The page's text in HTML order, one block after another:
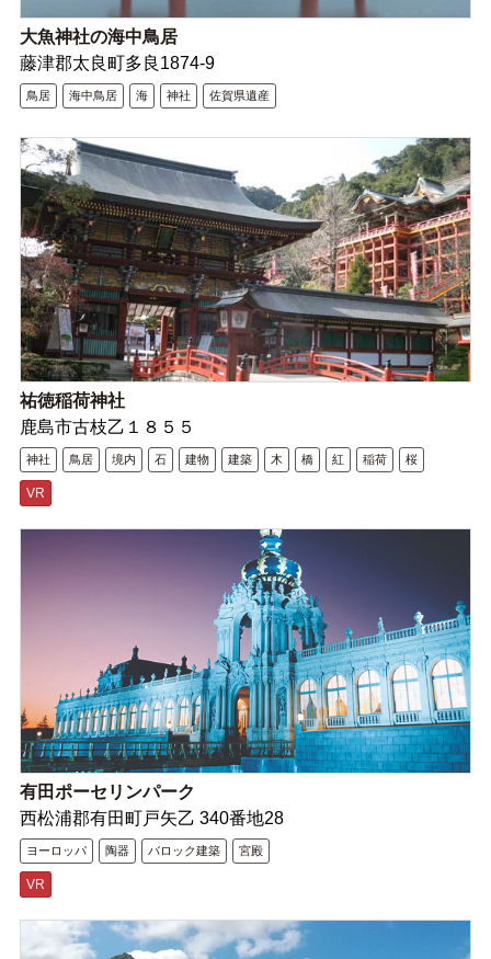
大魚神社の海中鳥居
藤津郡太良町多良1874-9
鳥居 海中鳥居 海 神社 佐賀県遺産
祐徳稲荷神社
鹿島市古枝乙１８５５
神社 鳥居 境内 石 建物 建築 木 橋 紅 稲荷 桜
VR
有田ポーセリンパーク
西松浦郡有田町戸矢乙 340番地28
ヨーロッパ 陶器 バロック建築 宮殿
VR